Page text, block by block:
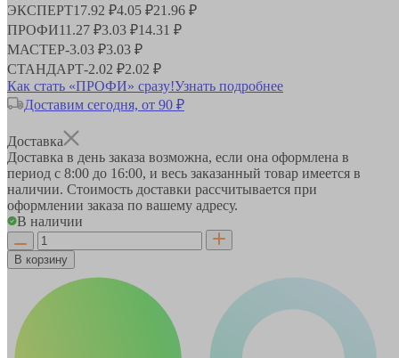
ЭКСПЕРТ17.92 ₽4.05 ₽21.96 ₽
ПРОФИ11.27 ₽3.03 ₽14.31 ₽
МАСТЕР-3.03 ₽3.03 ₽
СТАНДАРТ-2.02 ₽2.02 ₽
Как стать «ПРОФИ» сразу!Узнать подробнее
Доставим сегодня, от 90 ₽
Доставка
Доставка в день заказа возможна, если она оформлена в
период с 8:00 до 16:00, и весь заказанный товар имеется в
наличии. Стоимость доставки рассчитывается при
оформлении заказа по вашему адресу.
В наличии
В корзину